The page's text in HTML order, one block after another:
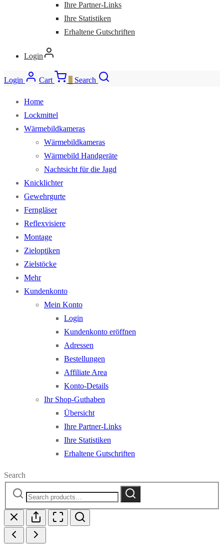
Ihre Partner-Links
Ihre Statistiken
Erhaltene Gutschriften
Login
Login Cart Search
Home
Lockmittel
Wärmebildkameras
Wärmebildkameras
Wärmebild Handgeräte
Nachtsicht für die Jagd
Knicklichter
Gewehrgurte
Ferngläser
Reflexvisiere
Montage
Zieloptiken
Zielstöcke
Mehr
Kundenkonto
Mein Konto
Login
Kundenkonto eröffnen
Adressen
Bestellungen
Affiliate Area
Konto-Details
Ihr Shop-Guthaben
Übersicht
Ihre Partner-Links
Ihre Statistiken
Erhaltene Gutschriften
Search
Search
Search